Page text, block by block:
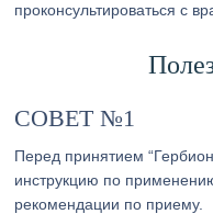
проконсультироваться с
СОВЕТ №1
Перед принятием
инструкцию по
рекомендации по приему.